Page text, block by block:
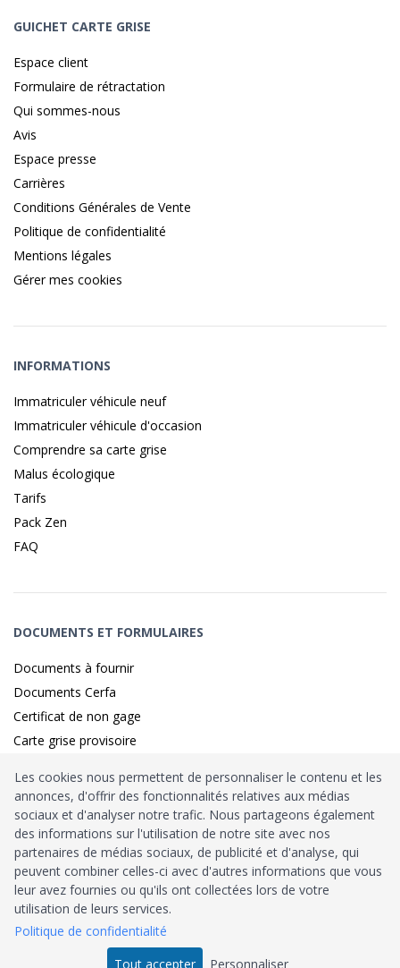
GUICHET CARTE GRISE
Espace client
Formulaire de rétractation
Qui sommes-nous
Avis
Espace presse
Carrières
Conditions Générales de Vente
Politique de confidentialité
Mentions légales
Gérer mes cookies
INFORMATIONS
Immatriculer véhicule neuf
Immatriculer véhicule d'occasion
Comprendre sa carte grise
Malus écologique
Tarifs
Pack Zen
FAQ
DOCUMENTS ET FORMULAIRES
Documents à fournir
Documents Cerfa
Certificat de non gage
Carte grise provisoire
Identité sécurisé parFranceConnect
Habilitation Ministère de l’Intérieur : n°212900
AgrémentTrésor Public: n°52480
Tous droits réservés © 2026
Les cookies nous permettent de personnaliser le contenu et les
annonces, d'offrir des fonctionnalités relatives aux médias
sociaux et d'analyser notre trafic. Nous partageons également
des informations sur l'utilisation de notre site avec nos
partenaires de médias sociaux, de publicité et d'analyse, qui
peuvent combiner celles-ci avec d'autres informations que vous
leur avez fournies ou qu'ils ont collectées lors de votre
utilisation de leurs services.
Politique de confidentialité
Tout accepter
Personnaliser